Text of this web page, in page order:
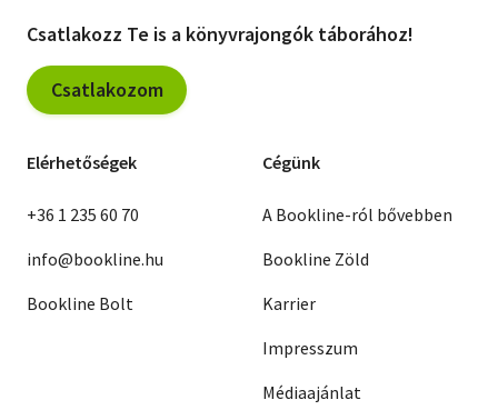
Csatlakozz Te is a könyvrajongók táborához!
Csatlakozom
Elérhetőségek
+36 1 235 60 70
info@bookline.hu
Bookline Bolt
Cégünk
A Bookline-ról bővebben
Bookline Zöld
Karrier
Impresszum
Médiaajánlat